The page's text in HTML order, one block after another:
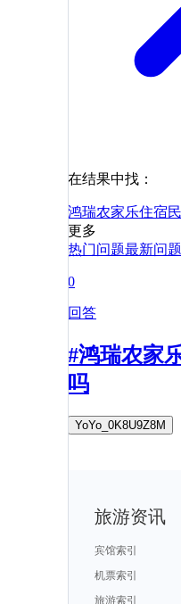
在结果中找：
鸿瑞农家乐住宿
更多
热门问题最新问题
0
回答
#鸿瑞农家
吗
YoYo_0K8U9Z8M
旅游资讯
宾馆索引
机票索引
旅游索引